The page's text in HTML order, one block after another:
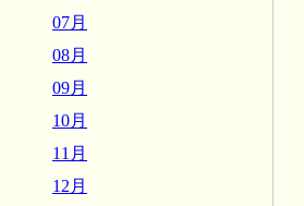
07月
08月
09月
10月
11月
12月